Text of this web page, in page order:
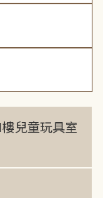
樓兒童玩具室